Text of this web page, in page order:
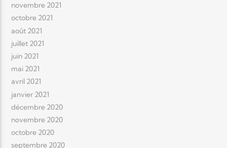
novembre 2021
octobre 2021
août 2021
juillet 2021
juin 2021
mai 2021
avril 2021
janvier 2021
décembre 2020
novembre 2020
octobre 2020
septembre 2020